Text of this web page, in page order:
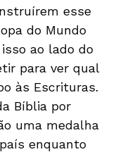
esse
do Mundo
ao lado do
para ver qual
às Escrituras.
Bíblia por
uma medalha
enquanto